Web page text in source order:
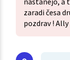
zaradi česa
pozdrav ! Ally